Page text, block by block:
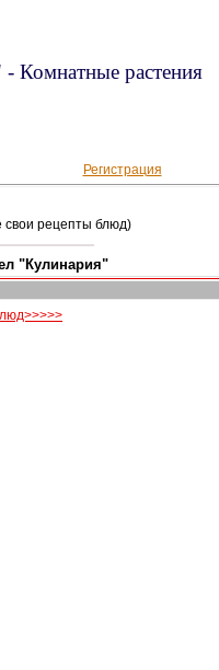
- Комнатные растения
Регистрация
свои рецепты блюд)
"Кулинария"